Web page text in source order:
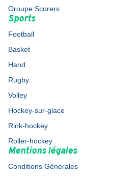
Groupe Scorers
Sports
Football
Basket
Hand
Rugby
Volley
Hockey-sur-glace
Rink-hockey
Roller-hockey
Mentions légales
Conditions Générales